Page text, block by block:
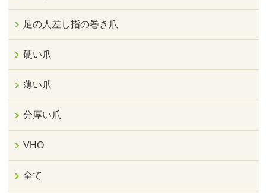
足の人差し指の巻き爪
硬い爪
薄い爪
分厚い爪
VHO
全て